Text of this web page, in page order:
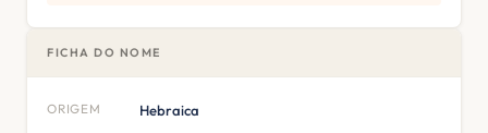
FICHA DO NOME
ORIGEM Hebraica